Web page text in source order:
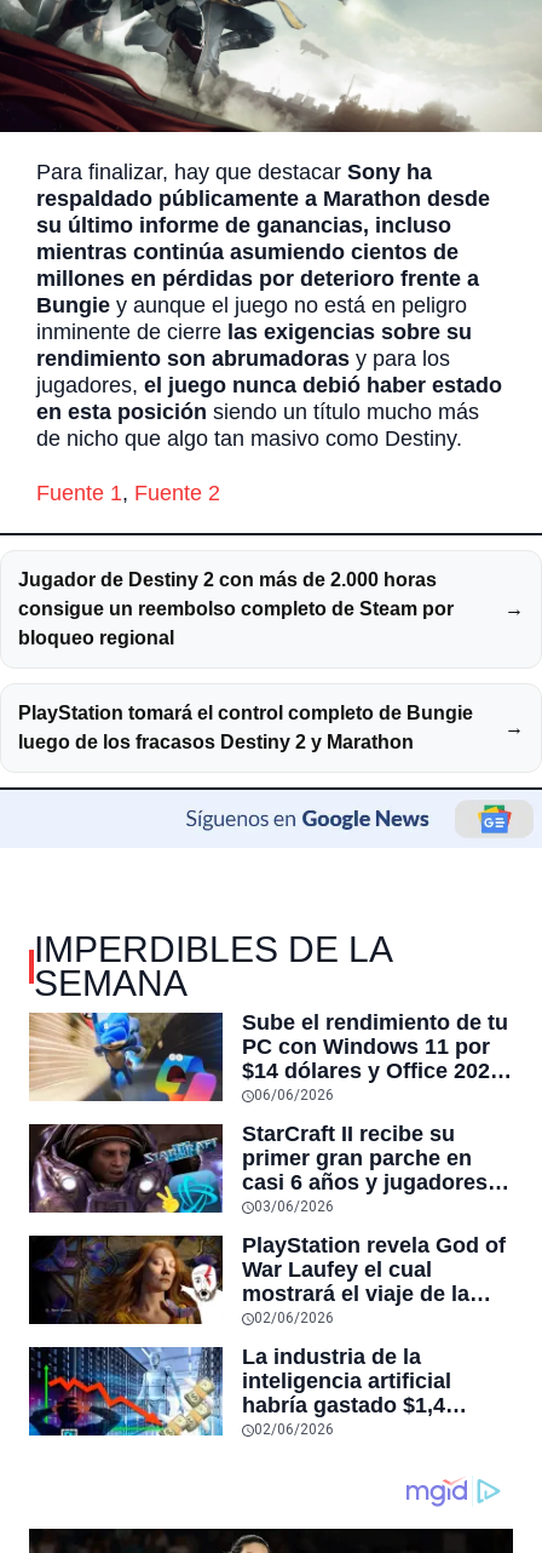
Para finalizar, hay que destacar Sony ha
respaldado públicamente a Marathon desde
su último informe de ganancias, incluso
mientras continúa asumiendo cientos de
millones en pérdidas por deterioro frente a
Bungie y aunque el juego no está en peligro
inminente de cierre las exigencias sobre su
rendimiento son abrumadoras y para los
jugadores, el juego nunca debió haber estado
en esta posición siendo un título mucho más
de nicho que algo tan masivo como Destiny.
Fuente 1, Fuente 2
Jugador de Destiny 2 con más de 2.000 horas
consigue un reembolso completo de Steam por
bloqueo regional
→
PlayStation tomará el control completo de Bungie
luego de los fracasos Destiny 2 y Marathon
→
IMPERDIBLES DE LA
SEMANA
Sube el rendimiento de tu
PC con Windows 11 por
$14 dólares y Office 2024
por $18 en venta
CyberDay
06/06/2026
StarCraft II recibe su
primer gran parche en
casi 6 años y jugadores
dicen que es
“esencialmente un juego
nuevo”
03/06/2026
PlayStation revela God of
War Laufey el cual
mostrará el viaje de la
esposa de Kratos tras su
muerte
02/06/2026
La industria de la
inteligencia artificial
habría gastado $1,4
billones de dólares y aún
economía de este auge
02/06/2026